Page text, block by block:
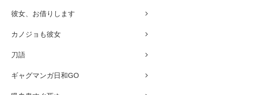
彼女、お借りします
カノジョも彼女
刀語
ギャグマンガ日和GO